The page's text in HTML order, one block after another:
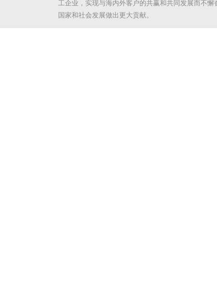
工企业，实现与海内外客户的共赢和共同发展而不懈
国家和社会发展做出更大贡献。